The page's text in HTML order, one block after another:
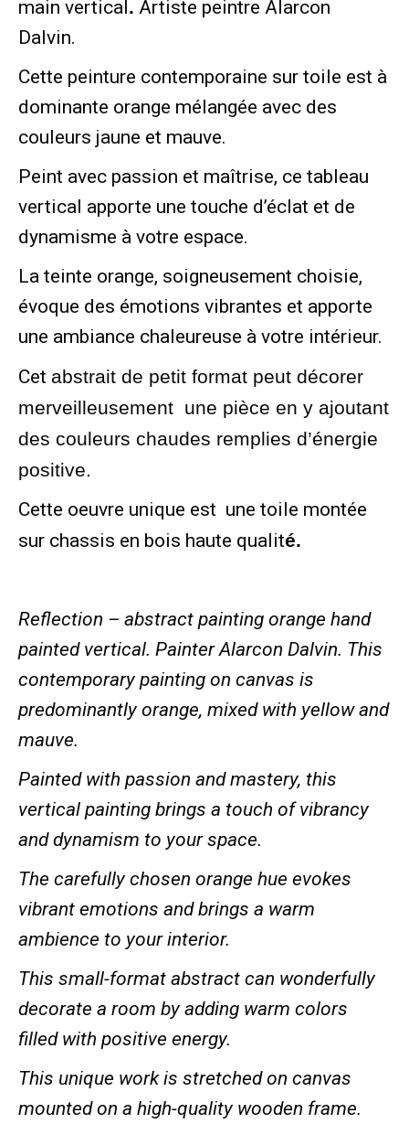
main vertical . Artiste peintre Alarcon
Dalvin.
Cette peinture contemporaine sur toile est à
dominante orange mélangée avec des
couleurs jaune et mauve.
Peint avec passion et maîtrise, ce tableau
vertical apporte une touche d’éclat et de
dynamisme à votre espace.
La teinte orange, soigneusement choisie,
évoque des émotions vibrantes et apporte
une ambiance chaleureuse à votre intérieur.
Cet abstrait de petit format peut décorer
merveilleusement une pièce en y ajoutant
des couleurs chaudes remplies d’énergie
positive.
Cette oeuvre unique est une toile montée
sur chassis en bois haute qualité.
Reflection – abstract painting orange hand
painted vertical. Painter Alarcon Dalvin. This
contemporary painting on canvas is
predominantly orange, mixed with yellow and
mauve.
Painted with passion and mastery, this
vertical painting brings a touch of vibrancy
and dynamism to your space.
The carefully chosen orange hue evokes
vibrant emotions and brings a warm
ambience to your interior.
This small-format abstract can wonderfully
decorate a room by adding warm colors
filled with positive energy.
This unique work is stretched on canvas
mounted on a high-quality wooden frame.